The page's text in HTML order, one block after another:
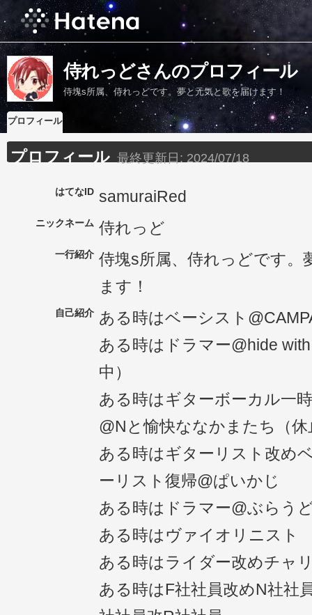
侍れっどさんのプロフィール
侍塊s所属、侍れっどです。夢と元気と歌を届けます！
プロフィール
プロフィール 最終更新日: 2024/07/18
はてなID samuraiRed
ニックネーム 侍れっど
一行紹介 侍塊s所属、侍れっどです。
ます！
自己紹介 ある時はベーシスト
ある時はドラマー@hide
中）
ある時はギターボーカル一
@Nと愉快ななかまたち（休
ある時はギターリスト改め
ーリスト復帰@ぱいかじ
ある時はドラマー@ぶらう
ある時はヴァイオリニスト
ある時はライダー改めチャ
ある時はF社社員改めN社社